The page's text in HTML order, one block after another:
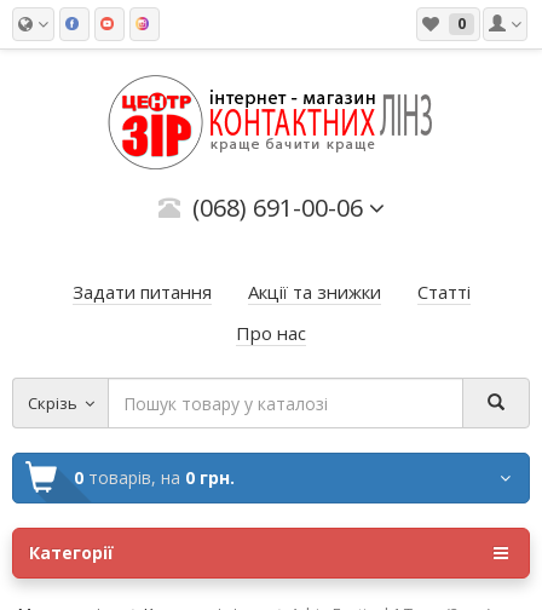
0
(068) 691-00-06
Задати питання Акції та знижки
Статті
Про нас
Скрізь
0 товарів, на 0 грн.
Категорії